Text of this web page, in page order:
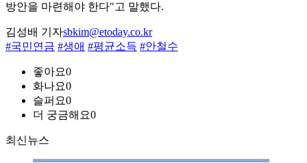
방안을 마련해야 한다"고 말했다.
김성배 기자sbkim@etoday.co.kr
#국민연금 #생애 #평균소득 #안철수
좋아요0
화나요0
슬퍼요0
더 궁금해요0
최신뉴스